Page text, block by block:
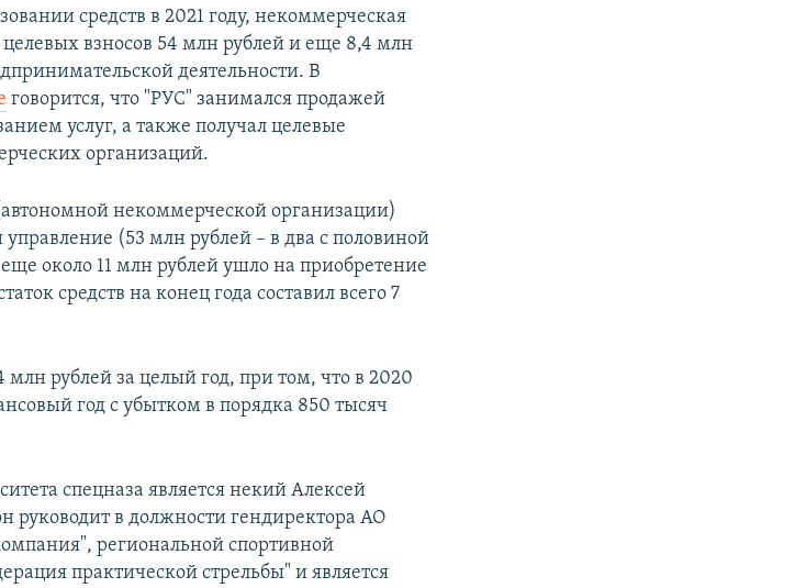
средств в 2021 году, некоммерческая
целевых взносов 54 млн рублей и еще 8,4 млн
деятельности. В
говорится, что "РУС" занимался продажей
услуг, а также получал целевые
организаций.
некоммерческой организации)
(53 млн рублей – в два с половиной
около 11 млн рублей ушло на приобретение
средств на конец года составил всего 7
рублей за целый год, при том, что в 2020
год с убытком в порядка 850 тысяч
спецназа является некий Алексей
руководит в должности гендиректора АО
региональной спортивной
практической стрельбы" и является